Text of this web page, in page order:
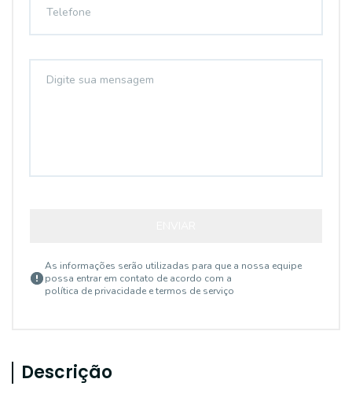
As informações serão utilizadas para que a nossa equipe
possa entrar em contato de acordo com a
política de privacidade e termos de serviço
Descrição